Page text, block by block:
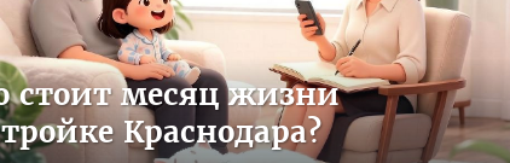
стоит месяц жизни
Краснодара?